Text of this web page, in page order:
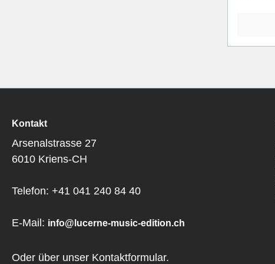
Kontakt
Arsenalstrasse 27
6010 Kriens-CH
Telefon: +41 041 240 84 40
E-Mail: info@lucerne-music-edition.ch
Oder über unser Kontaktformular.